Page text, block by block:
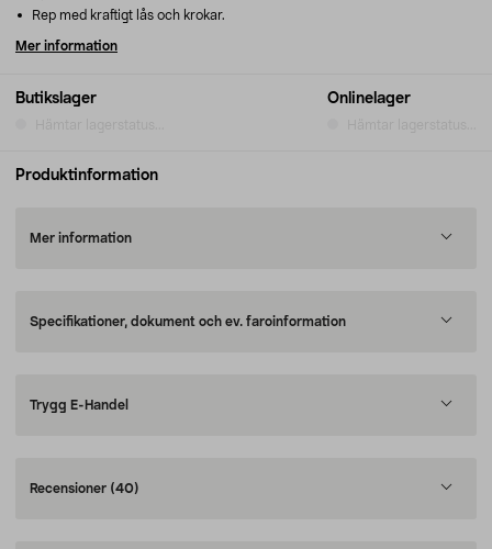
Butikslager Onlinelager
Rep med kraftigt lås och krokar.
Mer information
Produktinformation
Mer information
Specifikationer, dokument och ev. faroinformation
Trygg E-Handel
Recensioner (40)